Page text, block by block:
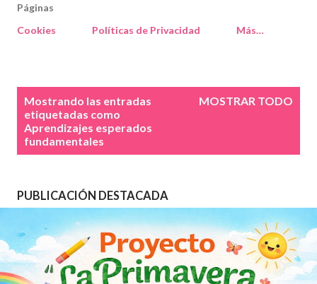
Páginas
Cookies
Políticas de Privacidad Más…
Mostrando las entradas
etiquetadas como
Aprendizajes esperados
fundamentales
MOSTRAR TODO
PUBLICACIÓN DESTACADA